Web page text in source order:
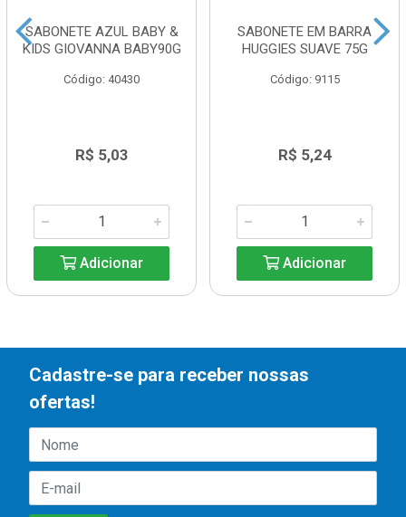
SABONETE AZUL BABY &
KIDS GIOVANNA BABY90G
Código: 40430
R$ 5,03
Adicionar
SABONETE EM BARRA
HUGGIES SUAVE 75G
Código: 9115
R$ 5,24
Adicionar
Cadastre-se para receber nossas
ofertas!